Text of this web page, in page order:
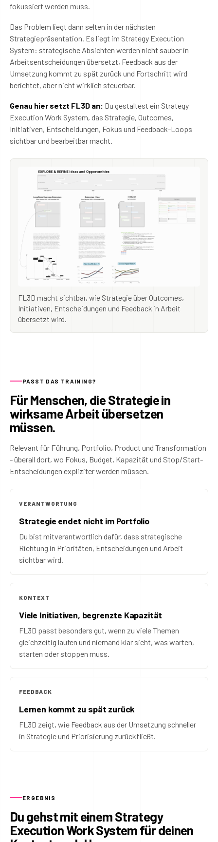
fokussiert werden muss.
Das Problem liegt dann selten in der nächsten
Strategiepräsentation. Es liegt im Strategy Execution
System: strategische Absichten werden nicht sauber in
Arbeitsentscheidungen übersetzt, Feedback aus der
Umsetzung kommt zu spät zurück und Fortschritt wird
berichtet, aber nicht wirklich steuerbar.
Genau hier setzt FL3D an: Du gestaltest ein Strategy
Execution Work System, das Strategie, Outcomes,
Initiativen, Entscheidungen, Fokus und Feedback-Loops
sichtbar und bearbeitbar macht.
FL3D macht sichtbar, wie Strategie über Outcomes,
Initiativen, Entscheidungen und Feedback in Arbeit
übersetzt wird.
PASST DAS TRAINING?
Für Menschen, die Strategie in
wirksame Arbeit übersetzen
müssen.
Relevant für Führung, Portfolio, Product und Transformation
- überall dort, wo Fokus, Budget, Kapazität und Stop/Start-
Entscheidungen expliziter werden müssen.
VERANTWORTUNG
Strategie endet nicht im Portfolio
Du bist mitverantwortlich dafür, dass strategische
Richtung in Prioritäten, Entscheidungen und Arbeit
sichtbar wird.
KONTEXT
Viele Initiativen, begrenzte Kapazität
FL3D passt besonders gut, wenn zu viele Themen
gleichzeitig laufen und niemand klar sieht, was warten,
starten oder stoppen muss.
FEEDBACK
Lernen kommt zu spät zurück
FL3D zeigt, wie Feedback aus der Umsetzung schneller
in Strategie und Priorisierung zurückfließt.
ERGEBNIS
Du gehst mit einem Strategy
Execution Work System für deinen